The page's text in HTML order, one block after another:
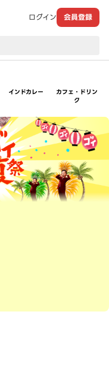
ログイン 会員登録
インドカレー
カフェ・ドリン
ク